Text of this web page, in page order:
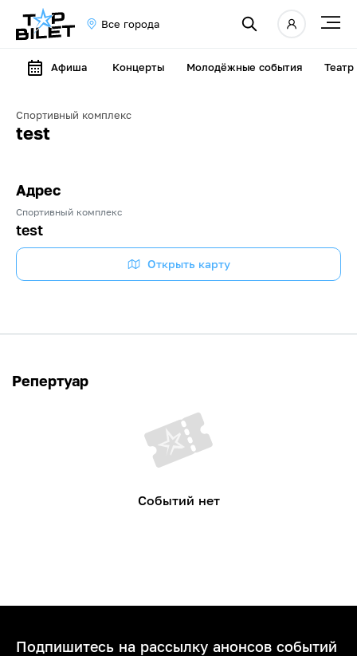
Все города
Афиша Концерты Молодёжные события Театр
Спортивный комплекс
test
Адрес
Спортивный комплекс
test
Открыть карту
Репертуар
Событий нет
Подпишитесь на рассылку анонсов событий